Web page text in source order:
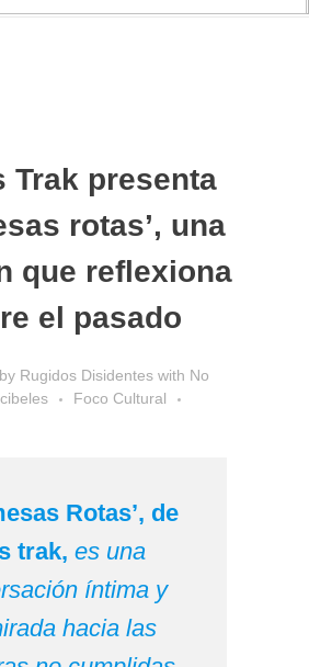
Trak presenta
rotas’, una
que reflexiona
el pasado
by Rugidos Disidentes with No
Foco Cultural
Rotas’, de
trak, es una
íntima y
hacia las